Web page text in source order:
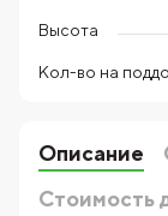
Высота
Кол-во на
Описание
Стоимость